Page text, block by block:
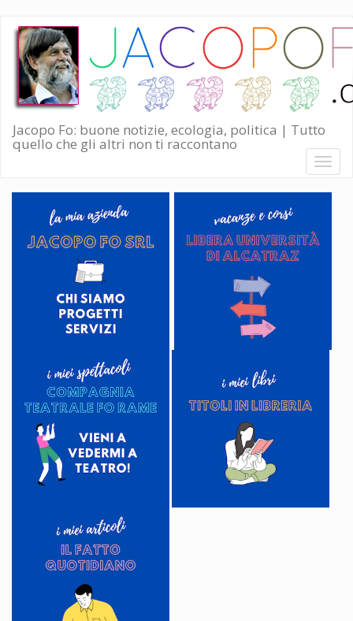
Salta
contenuto
principale
Jacopo Fo: buone notizie, ecologia, politica | Tutto
quello che gli altri non ti raccontano
Toggle